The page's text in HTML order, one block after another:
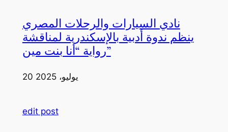
نادي السيارات والرحلات المصري
ينظم ندوة أدبية بالإسكندرية لمناقشة
رواية “أنا بنت مين”
20 يوليو، 2025
edit post